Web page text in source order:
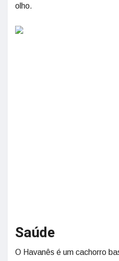
olho.
Saúde
O Havanês é um cachorro